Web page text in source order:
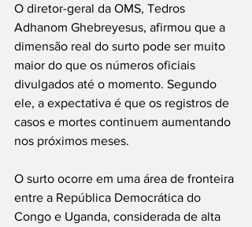
O diretor-geral da OMS, Tedros
Adhanom Ghebreyesus, afirmou que a
dimensão real do surto pode ser muito
maior do que os números oficiais
divulgados até o momento. Segundo
ele, a expectativa é que os registros de
casos e mortes continuem aumentando
nos próximos meses.
O surto ocorre em uma área de fronteira
entre a República Democrática do
Congo e Uganda, considerada de alta